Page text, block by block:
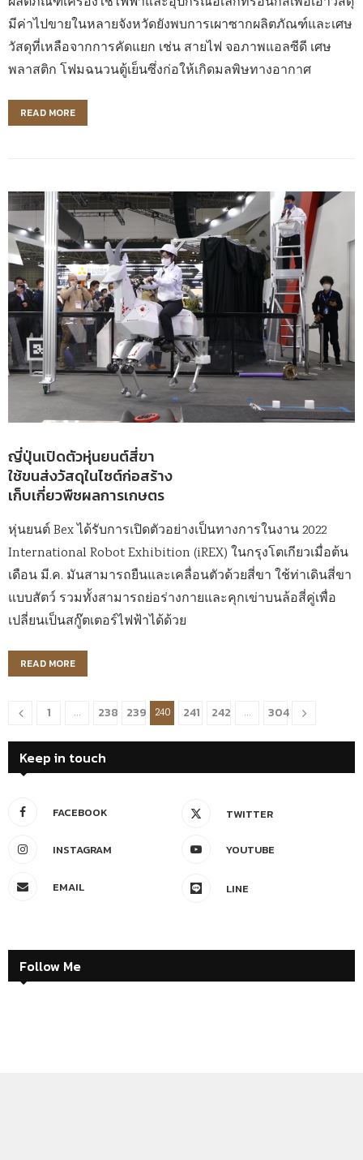
มีค่าไปขายในหลายจังหวัดยังพบการเผาซากผลิตภัณฑ์และเศษ
วัสดุที่เหลือจากการคัดแยก เช่น สายไฟ จอภาพแอลซีดี เศษ
พลาสติก โฟมฉนวนตู้เย็นซึ่งก่อให้เกิดมลพิษทางอากาศ
READ MORE
ญี่ปุ่นเปิดตัวหุ่นยนต์สี่ขา
ใช้ขนส่งวัสดุในไซต์ก่อสร้าง
เก็บเกี่ยวพืชผลการเกษตร
หุ่นยนต์ Bex ได้รับการเปิดตัวอย่างเป็นทางการในงาน 2022
International Robot Exhibition (iREX) ในกรุงโตเกียวเมื่อต้น
เดือน มี.ค. มันสามารถยืนและเคลื่อนตัวด้วยสี่ขา ใช้ท่าเดินสี่ขา
แบบสัตว์ รวมทั้งสามารถย่อร่างกายและคุกเข่าบนล้อสี่คู่เพื่อ
เปลี่ยนเป็นสกู๊ตเตอร์ไฟฟ้าได้ด้วย
READ MORE
1 … 238 239 240 241 242 … 304
Keep in touch
FACEBOOK TWITTER
INSTAGRAM YOUTUBE
EMAIL LINE
Follow Me